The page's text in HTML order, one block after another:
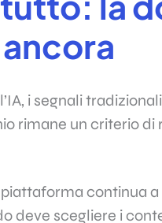
i segnali
rimane un criterio
piattaforma continua
deve scegliere i